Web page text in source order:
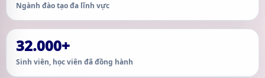
Ngành đào tạo đa lĩnh vực
32.000+
Sinh viên, học viên đã đồng hành